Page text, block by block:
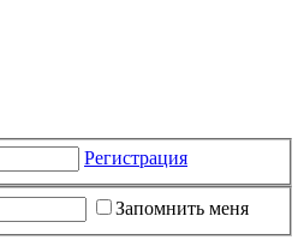
Регистрация
Запомнить меня